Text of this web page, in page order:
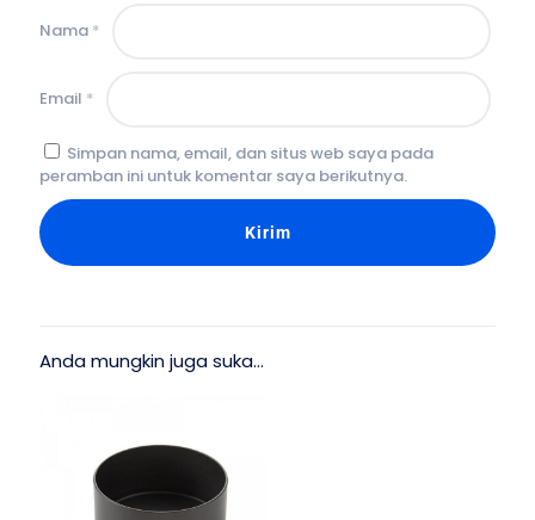
Nama *
Email *
Simpan nama, email, dan situs web saya pada
peramban ini untuk komentar saya berikutnya.
Anda mungkin juga suka…